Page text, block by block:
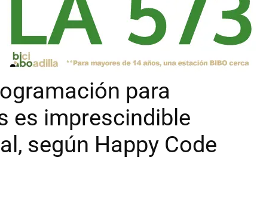
para
es imprescindible
según Happy Code